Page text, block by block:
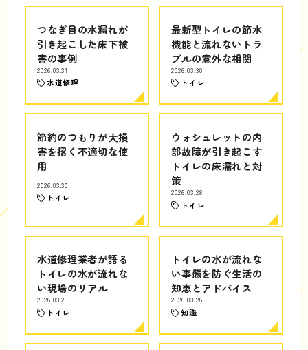
つなぎ目の水漏れが
引き起こした床下被
害の事例
2026.03.31
水道修理
最新型トイレの節水
機能と流れないトラ
ブルの意外な相関
2026.03.30
トイレ
節約のつもりが大損
害を招く不適切な使
用
2026.03.30
トイレ
ウォシュレットの内
部故障が引き起こす
トイレの床濡れと対
策
2026.03.28
トイレ
水道修理業者が語る
トイレの水が流れな
い現場のリアル
2026.03.28
トイレ
トイレの水が流れな
い事態を防ぐ生活の
知恵とアドバイス
2026.03.26
知識